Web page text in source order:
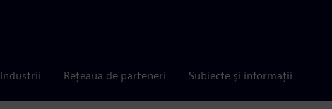
Industrii Rețeaua de parteneri Subiecte și informații